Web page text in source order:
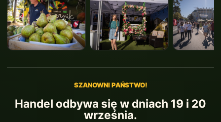
SZANOWNI PAŃSTWO!
Handel odbywa się w dniach 19 i 20
września.